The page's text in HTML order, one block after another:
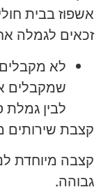
אשפוז בבית
זכאים לגמלה
לא
שמקבלים
לבין גמלת
קצבת שירותים
קצבה מיוחדת
גבוהה.